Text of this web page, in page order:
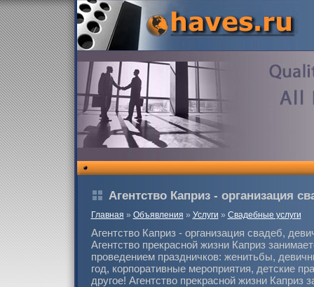
Агентство Каприз - организация
Главная » Объявления » Услуги » Свадебные услуги
Агентство Каприз - организация свадеб,
Агентство прекрасной жизни Каприз
проведением праздничков: женитьбы,
год, корпоративные мероприятия, детские
другое! Агентство прекрасной жизни Каприз